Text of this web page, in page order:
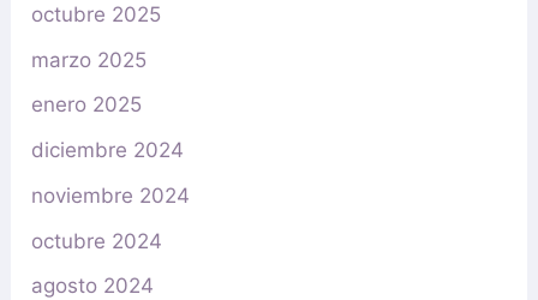
octubre 2025
marzo 2025
enero 2025
diciembre 2024
noviembre 2024
octubre 2024
agosto 2024